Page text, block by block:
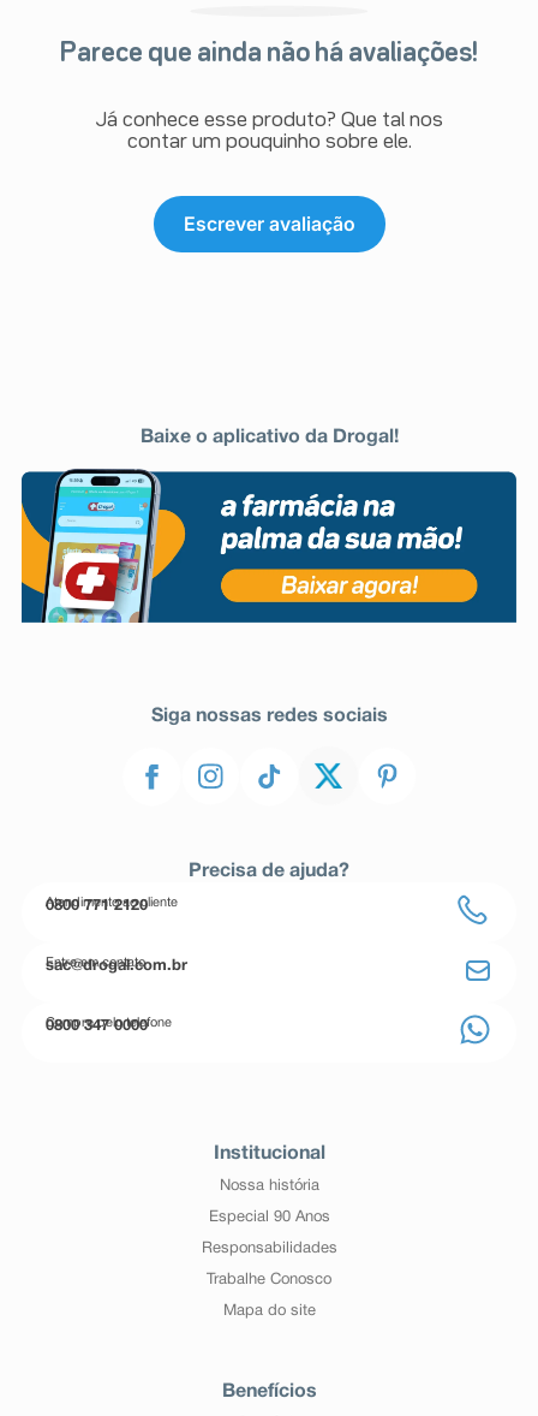
Parece que ainda não há avaliações!
Já conhece esse produto? Que tal nos
contar um pouquinho sobre ele.
Escrever avaliação
Baixe o aplicativo da Drogal!
Siga nossas redes sociais
Precisa de ajuda?
Atendimento ao cliente
0800 771 2120
Entre em contato
sac@drogal.com.br
Compre pelo telefone
0800 347 0000
Institucional
Nossa história
Especial 90 Anos
Responsabilidades
Trabalhe Conosco
Mapa do site
Benefícios